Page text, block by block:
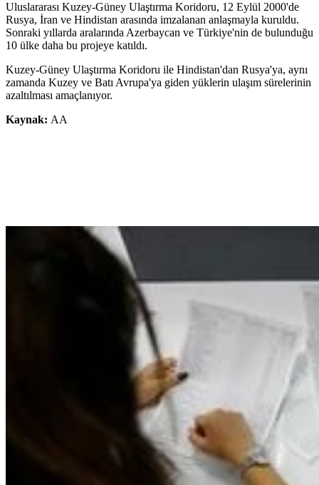
Uluslararası Kuzey-Güney Ulaştırma Koridoru, 12 Eylül 2000'de
Rusya, İran ve Hindistan arasında imzalanan anlaşmayla kuruldu.
Sonraki yıllarda aralarında Azerbaycan ve Türkiye'nin de bulunduğu
10 ülke daha bu projeye katıldı.
Kuzey-Güney Ulaştırma Koridoru ile Hindistan'dan Rusya'ya, aynı
zamanda Kuzey ve Batı Avrupa'ya giden yüklerin ulaşım sürelerinin
azaltılması amaçlanıyor.
Kaynak: AA